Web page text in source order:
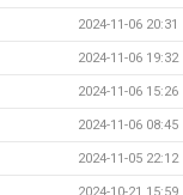
2024-11-06 20:31
2024-11-06 19:32
2024-11-06 15:26
2024-11-06 08:45
2024-11-05 22:12
2024-10-21 15:59